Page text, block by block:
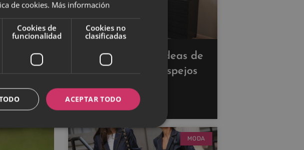
cantidad de
Descubre estas ideas de
decoración con espejos
para ampliar tus
espacios
MODA
de cookies. Más información
Cookies de
funcionalidad
Cookies no
clasificadas
ACEPTAR TODO